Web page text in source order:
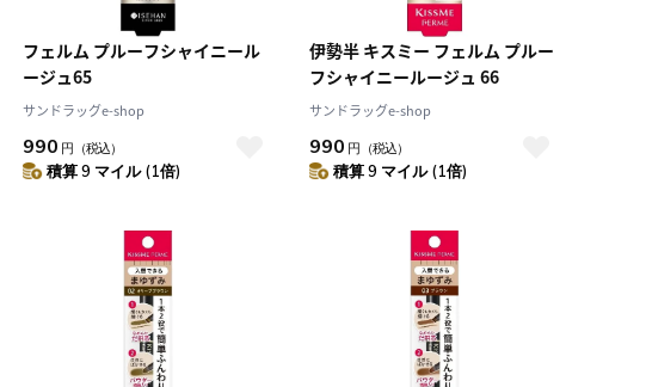
フェルム プルーフシャイニール
ージュ65
サンドラッグe-shop
990 円 （税込）
積算 9 マイル (1倍)
伊勢半 キスミー フェルム プルー
フシャイニールージュ 66
サンドラッグe-shop
990 円 （税込）
積算 9 マイル (1倍)